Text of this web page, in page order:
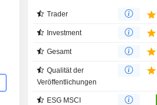
Trader
Investment
Gesamt
Qualität der
Veröffentlichungen
ESG MSCI